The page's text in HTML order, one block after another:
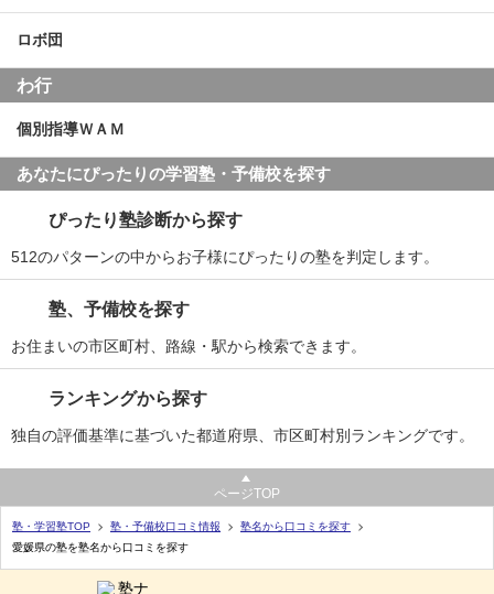
ロボ団
わ行
個別指導ＷＡＭ
あなたにぴったりの学習塾・予備校を探す
ぴったり塾診断から探す
512のパターンの中からお子様にぴったりの塾を判定します。
塾、予備校を探す
お住まいの市区町村、路線・駅から検索できます。
ランキングから探す
独自の評価基準に基づいた都道府県、市区町村別ランキングです。
ページTOP
塾・学習塾TOP 塾・予備校口コミ情報
塾名から口コミを探す
愛媛県の塾を塾名から口コミを探す